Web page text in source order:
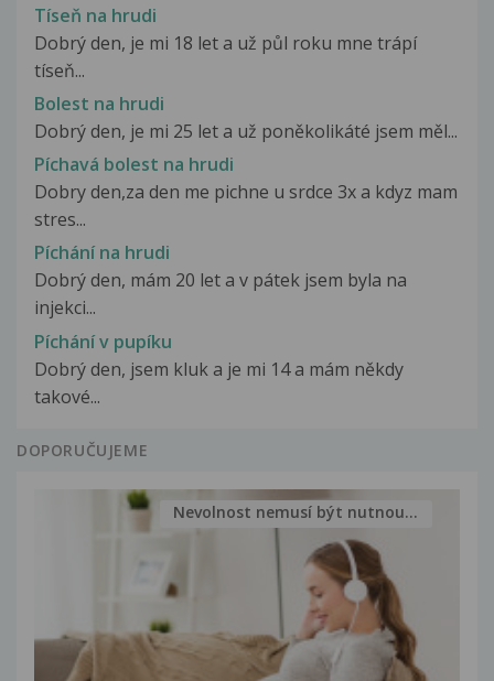
Tíseň na hrudi
Dobrý den, je mi 18 let a už půl roku mne trápí
tíseň...
Bolest na hrudi
Dobrý den, je mi 25 let a už poněkolikáté jsem měl...
Píchavá bolest na hrudi
Dobry den,za den me pichne u srdce 3x a kdyz mam
stres...
Píchání na hrudi
Dobrý den, mám 20 let a v pátek jsem byla na
injekci...
Píchání v pupíku
Dobrý den, jsem kluk a je mi 14 a mám někdy
takové...
DOPORUČUJEME
Nevolnost nemusí být nutnou...